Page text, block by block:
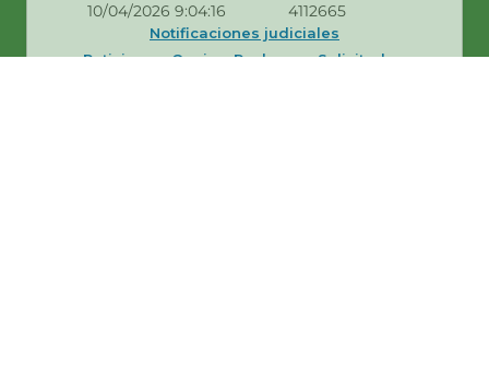
10/04/2026 9:04:16
4112665
Notificaciones judiciales
Peticiones, Quejas, Reclamos, Solicitudes,